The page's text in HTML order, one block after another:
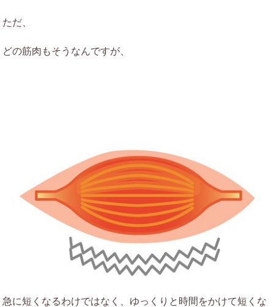
ただ、
どの筋肉もそうなんですが、
急に短くなるわけではなく、ゆっくりと時間をかけて短くな